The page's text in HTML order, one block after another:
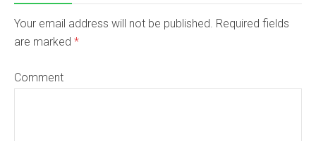
Your email address will not be published. Required fields
are marked *
Comment